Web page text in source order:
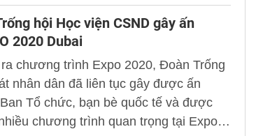
hội Học viện CSND gây ấn
2020 Dubai
chương trình Expo 2020, Đoàn Trống
nhân dân đã liên tục gây được ấn
Tổ chức, bạn bè quốc tế và được
chương trình quan trọng tại Expo